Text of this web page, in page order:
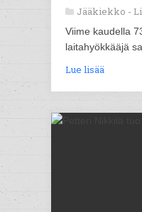
Jääkiekko -
Viime kaudella
laitahyökkääjä
Lue lisää